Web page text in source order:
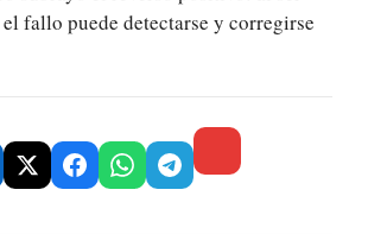
fallo puede detectarse y corregirse